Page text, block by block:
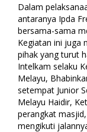
Dalam
antaranya Ipda
bersama-sama
Kegiatan ini juga
pihak yang turut
Intelkam selaku
Melayu,
setempat Junior
Melayu Haidir,
perangkat
mengikuti